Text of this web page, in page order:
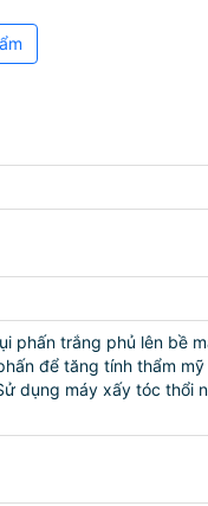
trắng phủ lên bề
để tăng tính thẩm
dụng máy xấy tóc thổi